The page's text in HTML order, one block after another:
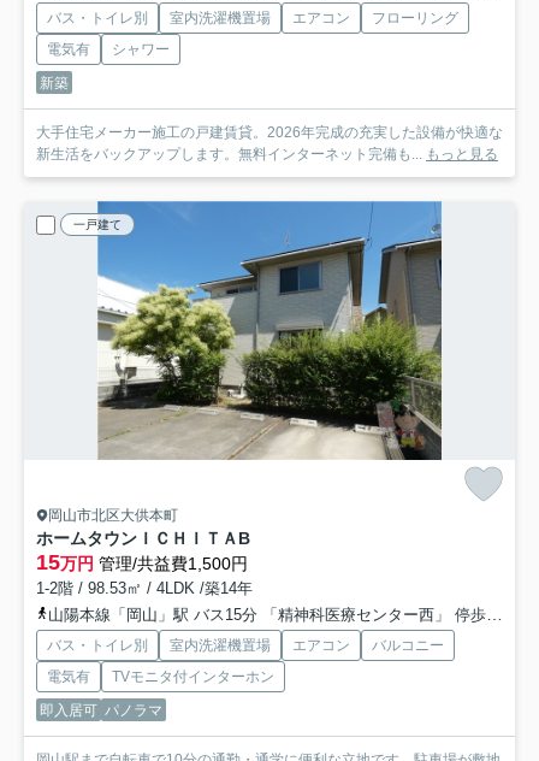
バス・トイレ別 室内洗濯機置場 エアコン
フローリング
電気有
シャワー
新築
大手住宅メーカー施工の戸建賃貸。2026年完成の充実した設備が快適な
新生活をバックアップします。無料インターネット完備も... もっと見る
一戸建て
岡山市北区大供本町
ホームタウンＩＣＨＩＴＡB
15万円 管理/共益費1,500円
1-2階 / 98.53㎡ / 4LDK /築14年
山陽本線「岡山」駅 バス15分 「精神科医療センター西」 停歩8分
バス・トイレ別 室内洗濯機置場 エアコン
バルコニー
電気有
TVモニタ付インターホン
即入居可 パノラマ